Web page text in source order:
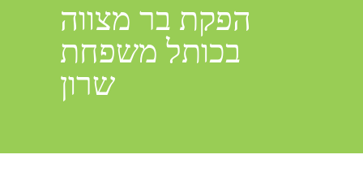
הפקת בר מצווה
בכותל משפחת
שרון